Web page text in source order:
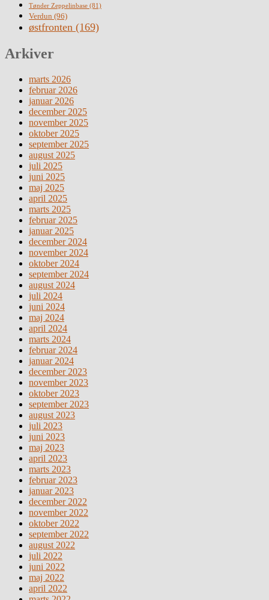
Tønder Zeppelinbase (81)
Verdun (96)
østfronten (169)
Arkiver
marts 2026
februar 2026
januar 2026
december 2025
november 2025
oktober 2025
september 2025
august 2025
juli 2025
juni 2025
maj 2025
april 2025
marts 2025
februar 2025
januar 2025
december 2024
november 2024
oktober 2024
september 2024
august 2024
juli 2024
juni 2024
maj 2024
april 2024
marts 2024
februar 2024
januar 2024
december 2023
november 2023
oktober 2023
september 2023
august 2023
juli 2023
juni 2023
maj 2023
april 2023
marts 2023
februar 2023
januar 2023
december 2022
november 2022
oktober 2022
september 2022
august 2022
juli 2022
juni 2022
maj 2022
april 2022